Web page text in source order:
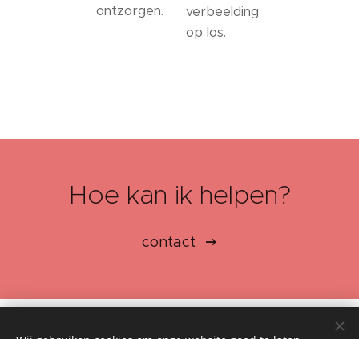
ontzorgen.
verbeelding
op los.
Hoe kan ik helpen?
contact